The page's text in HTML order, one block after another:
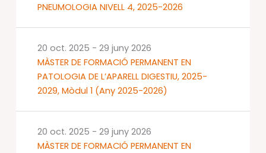
PNEUMOLOGIA NIVELL 4, 2025-2026
MÀSTER DE FORMACIÓ PERMANENT EN
PATOLOGIA DE L’APARELL DIGESTIU, 2025-
2029, Mòdul 1 (Any 2025-2026)
20 oct. 2025 - 29 juny 2026
MÀSTER DE FORMACIÓ PERMANENT EN
20 oct. 2025 - 29 juny 2026